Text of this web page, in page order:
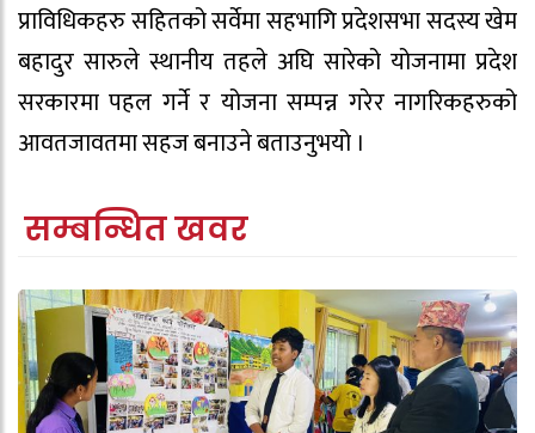
प्राविधिकहरु सहितको सर्वेमा सहभागि प्रदेशसभा सदस्य खेम
बहादुर सारुले स्थानीय तहले अघि सारेको योजनामा प्रदेश
सरकारमा पहल गर्ने र योजना सम्पन्न गरेर नागरिकहरुको
आवतजावतमा सहज बनाउने बताउनुभयो ।
सम्बन्धित खवर